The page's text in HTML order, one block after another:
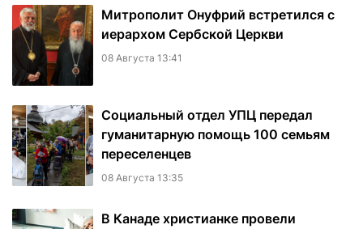
Митрополит Онуфрий встретился с
иерархом Сербской Церкви
08 Августа 13:41
Социальный отдел УПЦ передал
гуманитарную помощь 100 семьям
переселенцев
08 Августа 13:35
В Канаде христианке провели